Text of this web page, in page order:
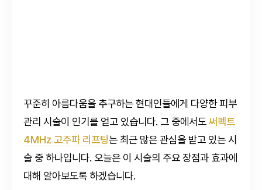
꾸준히 아름다움을 추구하는 현대인들에게 다양한 피부
관리 시술이 인기를 얻고 있습니다. 그 중에서도써펙트
4MHz 고주파 리프팅는 최근 많은 관심을 받고 있는 시
술 중 하나입니다. 오늘은 이 시술의 주요 장점과 효과에
대해 알아보도록 하겠습니다.